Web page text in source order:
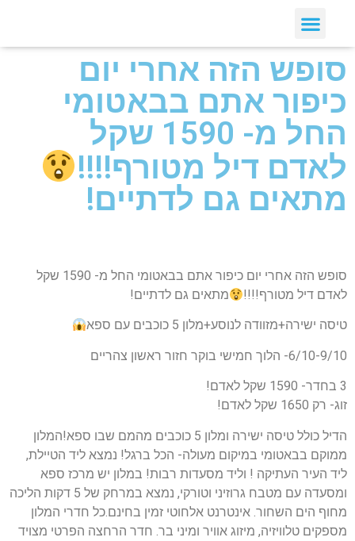
סופש הזה אחרי יום
כיפור אתם בבאטומי
החל מ- 1590 שקל
לאדם דיל מטורף!!!!
מתאים גם לדתיים!
סופש הזה אחרי יום כיפור אתם בבאטומי החל מ- 1590 שקל
לאדם דיל מטורף!!!!
מתאים גם לדתיים!
טיסה ישירה+מזוודה לנוסע+מלון 5 כוכבים עם ספא
6/10-9/10- הלוך חמישי בוקר חזור ראשון צהריים
3 בחדר- 1590 שקל לאדם!
זוג- רק 1650 שקל לאדם!
הדיל כולל טיסה ישירה ומלון 5 כוכבים מהמם שבו ספא!המלון
ממוקם בבאטומי במיקום מעולה- הכל ברגל! נמצא ליד הטיילת,
ליד העיר העתיקה ! וליד מסעדות רבות! במלון יש מרכז ספא
ומסעדה עם מטבח גרוזיני וטורקי, נמצא במרחק של 5 דקות הליכה
מחוף הים השחור. אינטרנט אלחוטי זמין בחינם.כל חדרי המלון
מספקים טלוויזיה, מיזוג אוויר ומיני בר. חדר הרחצה הפרטי מצויד